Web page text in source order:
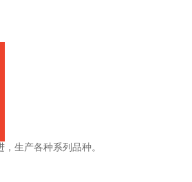
生产各种系列品种。